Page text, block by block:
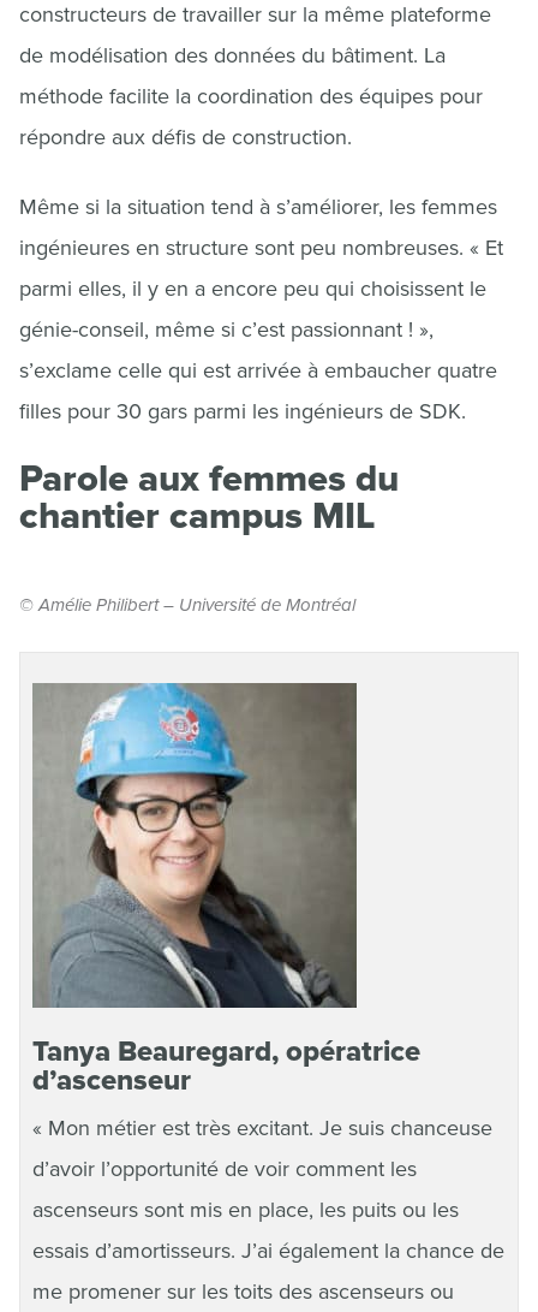
constructeurs de travailler sur la même plateforme
de modélisation des données du bâtiment. La
méthode facilite la coordination des équipes pour
répondre aux défis de construction.
Même si la situation tend à s’améliorer, les femmes
ingénieures en structure sont peu nombreuses. « Et
parmi elles, il y en a encore peu qui choisissent le
génie-conseil, même si c’est passionnant ! »,
s’exclame celle qui est arrivée à embaucher quatre
filles pour 30 gars parmi les ingénieurs de SDK.
Parole aux femmes du
chantier campus MIL
© Amélie Philibert – Université de Montréal
Tanya Beauregard, opératrice
d’ascenseur
« Mon métier est très excitant. Je suis chanceuse
d’avoir l’opportunité de voir comment les
ascenseurs sont mis en place, les puits ou les
essais d’amortisseurs. J’ai également la chance de
me promener sur les toits des ascenseurs ou